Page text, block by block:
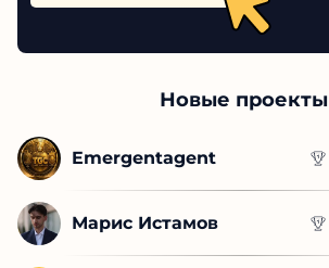
Новые проекты
Emergentagent
Марис Истамов